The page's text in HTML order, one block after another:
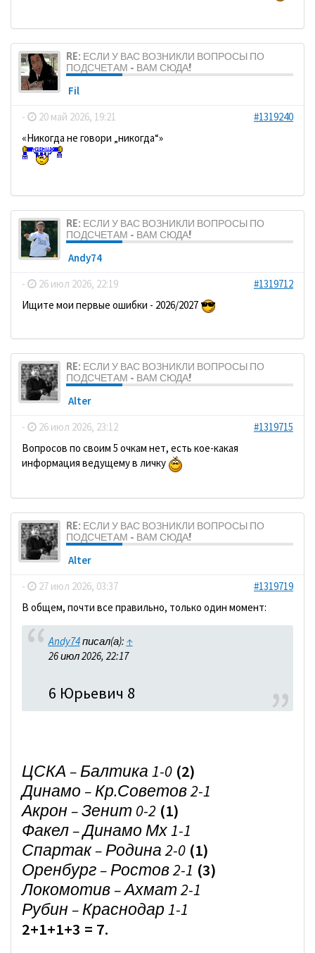
RE: ЕСЛИ У ВАС ВОЗНИКЛИ ВОПРОСЫ ПО
ПОДСЧЕТАМ - ВАМ СЮДА!
Fil
-
20 май 2026, 19:21
#1319240
«Никогда не говори „никогда“»
RE: ЕСЛИ У ВАС ВОЗНИКЛИ ВОПРОСЫ ПО
ПОДСЧЕТАМ - ВАМ СЮДА!
Andy74
-
26 июл 2026, 22:19
#1319712
Ищите мои первые ошибки - 2026/2027
RE: ЕСЛИ У ВАС ВОЗНИКЛИ ВОПРОСЫ ПО
ПОДСЧЕТАМ - ВАМ СЮДА!
Alter
-
26 июл 2026, 23:12
#1319715
Вопросов по своим 5 очкам нет, есть кое-какая
информация ведущему в личку
RE: ЕСЛИ У ВАС ВОЗНИКЛИ ВОПРОСЫ ПО
ПОДСЧЕТАМ - ВАМ СЮДА!
Alter
-
27 июл 2026, 03:37
#1319719
В общем, почти все правильно, только один момент:
Andy74писал(а): ↑
26 июл 2026, 22:17
6 Юрьевич 8
ЦСКА – Балтика 1-0 (2)
Динамо – Кр.Советов 2-1
Акрон – Зенит 0-2 (1)
Факел – Динамо Мх 1-1
Спартак – Родина 2-0 (1)
Оренбург – Ростов 2-1 (3)
Локомотив – Ахмат 2-1
Рубин – Краснодар 1-1
2+1+1+3 = 7.